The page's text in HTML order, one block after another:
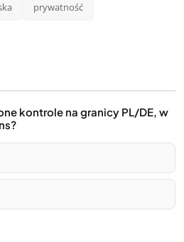
prywatność
kontrole na granicy PL/DE, w